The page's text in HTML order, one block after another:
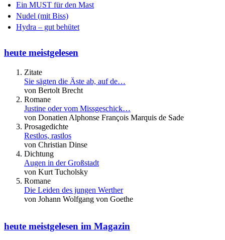
Ein MUST für den Mast
Nudel (mit Biss)
Hydra – gut behütet
heute meistgelesen
Zitate
Sie sägten die Äste ab, auf de…
von Bertolt Brecht
Romane
Justine oder vom Missgeschick…
von Donatien Alphonse François Marquis de Sade
Prosagedichte
Restlos, rastlos
von Christian Dinse
Dichtung
Augen in der Großstadt
von Kurt Tucholsky
Romane
Die Leiden des jungen Werther
von Johann Wolfgang von Goethe
heute meistgelesen im Magazin